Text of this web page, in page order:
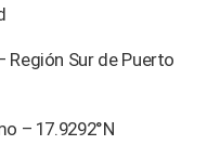
Región Sur de Puerto
– 17.9292°N